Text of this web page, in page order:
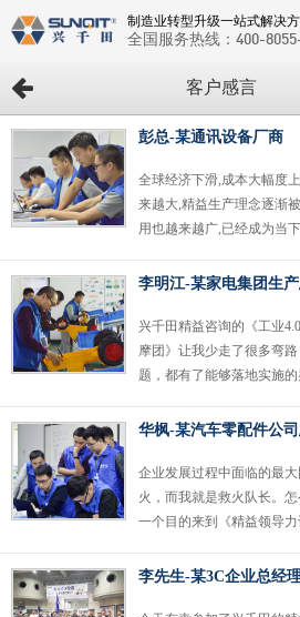
制造业转型升级一站式解决
全国服务热线： 400-
客户感言
彭总-某通讯设备厂商
全球经济下滑,成本大幅度
来越大,精益生产理念逐渐
用也越来越广,已经成为当
李明江-某家电集团生
兴千田精益咨询的《工业
摩团》让我少走了很多弯
题，都有了能够落地实施
华枫-某汽车零配件公
企业发展过程中面临的最
火，而我就是救火队长。
一个目的来到《精益领导
李先生-某3C企业总经